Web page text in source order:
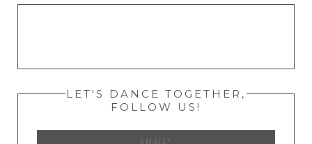
LET'S DANCE TOGETHER,
FOLLOW US!